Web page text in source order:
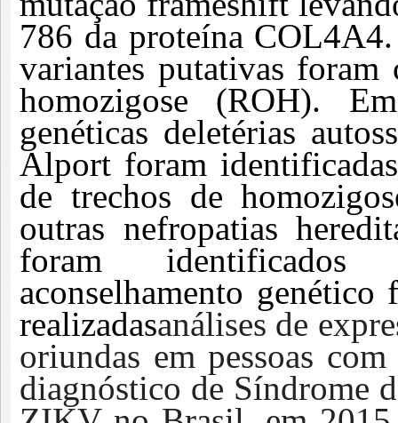
786 da proteína
variantes putativas foram
homozigose (ROH).
genéticas deletérias
Alport foram
de trechos de
outras nefropatias
foram identificados
aconselhamento
realizadasanálises de
oriundas em pessoas
diagnóstico de Síndrome